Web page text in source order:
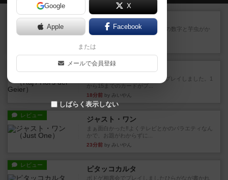
レビュー ヘックメック
サイコロゲームです1から5までの数字と芋虫がか
かれたダイス。これを振っ...
10分前
超有名なゲームですが、初めてプレイしました。1
から15までのカードがプ...
18分前 by みいやん
レビュー ジャスト・ワン
まぁ面白かった‼️よくテレビとかのバラエティなん
かで、お題がわからずに...
23分前 by みいやん
レビュー ピタッコカルタ
ボドゲ相席会でプレイしましたひらがなが書かれ
Google X
Apple Facebook
または
メールで会員登録
しばらく表示しない